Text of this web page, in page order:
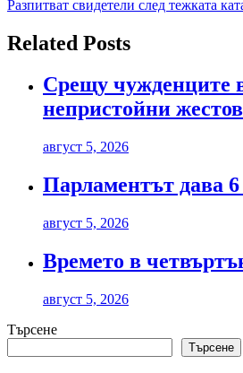
Разпитват свидетели след тежката
Related Posts
Срещу чужденците
непристойни
август 5, 2026
Парламентът дава
август 5, 2026
Времето в
август 5, 2026
Търсене
Търсене